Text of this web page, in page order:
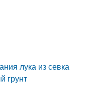
лука из севка
грунт